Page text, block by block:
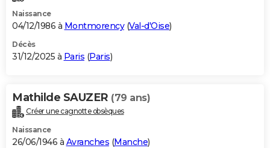
Dictionnaire
Biographies
Citations
Expressions
Proverbes
PROGRAMME TV
S'inscrire
Se connecter
Lycées
Collèges
Primaires
Universités
Entreprises
Service militaire
Avis de recherche
AVIS DE DÉCÈS
Bricolage
Lifestyle
Culture
Sport
Auto
Television
Voyage
Cinema
Naissance
04/12/1986 à Montmorency(Val-d'Oise)
Décès
31/12/2025 à Paris (Paris)
Mathilde SAUZER (79 ans)
Créer une cagnotte obsèques
Naissance
26/06/1946 à Avranches (Manche)